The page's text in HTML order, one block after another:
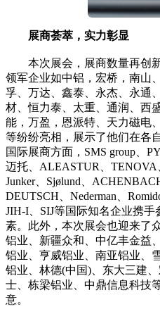
展商荟萃，实力彰显
本次展会，展商数量再创新
领军企业如中铝，宏桥，南山
孚、万达、鑫泰、永杰、永通
材、恒力泰、太重、通润、西
能，万盈，恩派特、天力磁电
等纷纷亮相，展示了他们在各
国际展商方面，SMS group、
迈托、ALEASTUR、TENOVA
Junker、Sjølund、
DEUTSCH、Nederman、
JIH-I、SIJ等国际知名企业携
素。此外，本次展会也迎来了
铝业、新疆众和、中亿丰金益
铝业、亨威铝业、南亚铝业、
铝业、林德(中国)、东大三建
士、栋梁铝业、中鼎信息科技
意。